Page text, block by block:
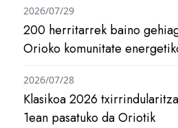
200 herritarrek baino
Orioko komunitate
2026/07/29
Klasikoa 2026
1ean pasatuko da Oriotik
2026/07/28